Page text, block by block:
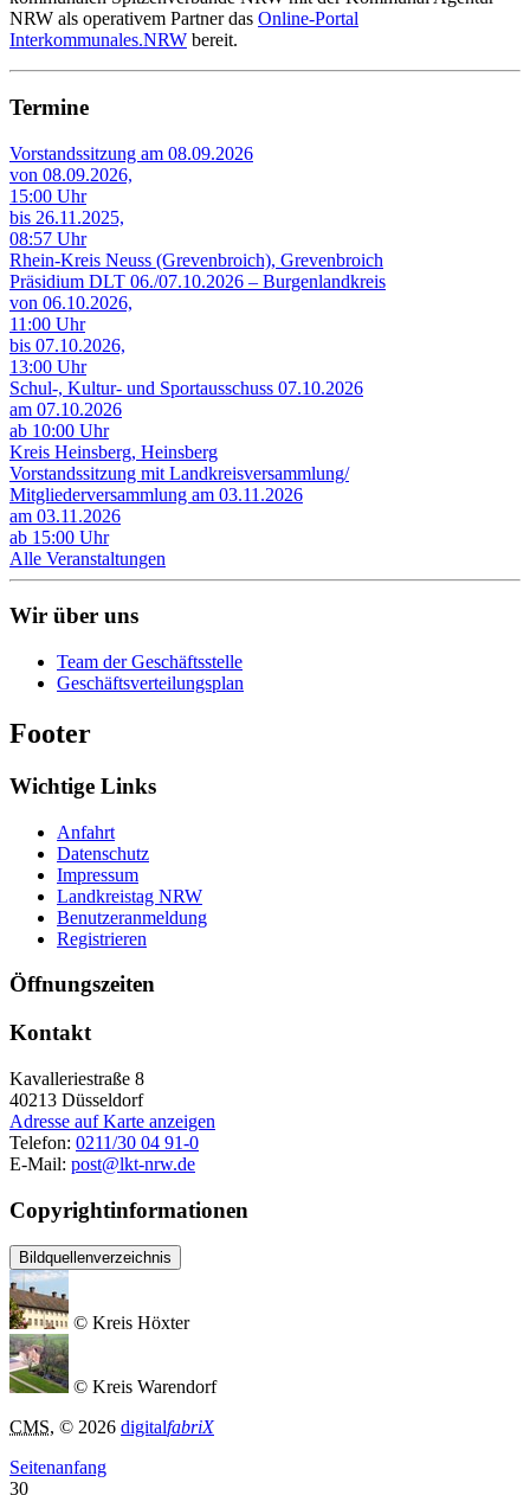
NRW als operativem Partner das Online-Portal
Interkommunales.NRW bereit.
Termine
Vorstandssitzung am 08.09.2026
von 08.09.2026,
15:00 Uhr
bis 26.11.2025,
08:57 Uhr
Rhein-Kreis Neuss (Grevenbroich), Grevenbroich
Präsidium DLT 06./07.10.2026 – Burgenlandkreis
von 06.10.2026,
11:00 Uhr
bis 07.10.2026,
13:00 Uhr
Schul-, Kultur- und Sportausschuss 07.10.2026
am 07.10.2026
ab 10:00 Uhr
Kreis Heinsberg, Heinsberg
Vorstandssitzung mit Landkreisversammlung/
Mitgliederversammlung am 03.11.2026
am 03.11.2026
ab 15:00 Uhr
Alle Veranstaltungen
Wir über uns
Team der Geschäftsstelle
Geschäftsverteilungsplan
Footer
Wichtige Links
Anfahrt
Datenschutz
Impressum
Landkreistag NRW
Benutzeranmeldung
Registrieren
Öffnungszeiten
Kontakt
Kavalleriestraße 8
40213 Düsseldorf
Adresse auf Karte anzeigen
Telefon: 0211/30 04 91-0
E-Mail: post@lkt-nrw.de
Copyrightinformationen
Bildquellenverzeichnis
© Kreis Höxter
© Kreis Warendorf
CMS, © 2026 digitalfabriX
Seitenanfang
30